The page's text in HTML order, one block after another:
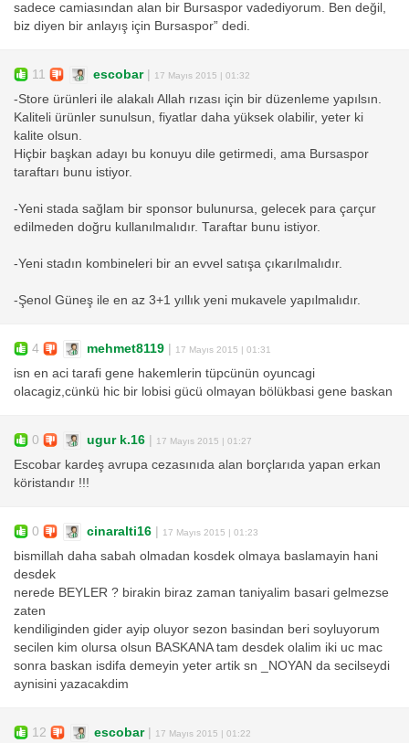
sadece camiasından alan bir Bursaspor vadediyorum. Ben değil,
biz diyen bir anlayış için Bursaspor” dedi.
11 escobar| 17 Mayıs 2015 | 01:32
-Store ürünleri ile alakalı Allah rızası için bir düzenleme yapılsın.
Kaliteli ürünler sunulsun, fiyatlar daha yüksek olabilir, yeter ki
kalite olsun.
Hiçbir başkan adayı bu konuyu dile getirmedi, ama Bursaspor
taraftarı bunu istiyor.
-Yeni stada sağlam bir sponsor bulunursa, gelecek para çarçur
edilmeden doğru kullanılmalıdır. Taraftar bunu istiyor.
-Yeni stadın kombineleri bir an evvel satışa çıkarılmalıdır.
-Şenol Güneş ile en az 3+1 yıllık yeni mukavele yapılmalıdır.
4 mehmet8119 17 Mayıs 2015 | 01:31
isn en aci tarafi gene hakemlerin tüpcünün oyuncagi
olacagiz,cünkü hic bir lobisi gücü olmayan bölükbasi gene baskan
0 ugur k.16 17 Mayıs 2015 | 01:27
Escobar kardeş avrupa cezasınıda alan borçlarıda yapan erkan
köristandır !!!
0 cinaralti16 17 Mayıs 2015 | 01:23
bismillah daha sabah olmadan kosdek olmaya baslamayin hani
desdek
nerede BEYLER ? birakin biraz zaman taniyalim basari gelmezse
zaten
kendiliginden gider ayip oluyor sezon basindan beri soyluyorum
secilen kim olursa olsun BASKANA tam desdek olalim iki uc mac
sonra baskan isdifa demeyin yeter artik sn _NOYAN da secilseydi
aynisini yazacakdim
12 escobar| 17 Mayıs 2015 | 01:22